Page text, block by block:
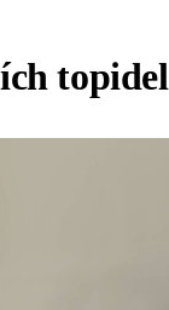
topidel